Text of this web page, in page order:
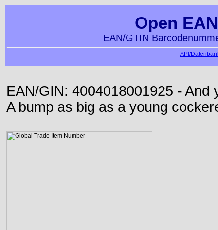
Open
EAN/GTIN
API/
EAN/GIN: 4004018001925 -
A bump as big as a young